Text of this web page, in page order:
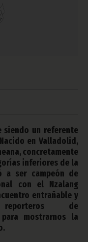
siendo un referente
en Valladolid,
concretamente
inferiores de la
a ser campeón de
con el Nzalang
entrañable y
de
para mostrarnos la